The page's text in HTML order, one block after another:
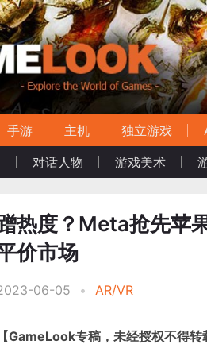
手游 主机 独立游戏
对话人物 游戏美术
热度？Meta抢先苹
价市场
06-05 • AR/VR
【GameLook专稿，未经授权不得转